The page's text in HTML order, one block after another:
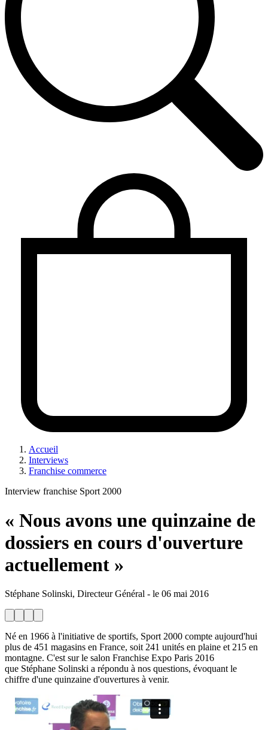
Accueil
Interviews
Franchise commerce
Interview franchise Sport 2000
« Nous avons une quinzaine de
dossiers en cours d'ouverture
actuellement »
Stéphane Solinski, Directeur Général - le 06 mai 2016
Né en 1966 à l'initiative de sportifs, Sport 2000 compte aujourd'hui
plus de 451 magasins en France, soit 241 unités en plaine et 215 en
montagne. C'est sur le salon Franchise Expo Paris 2016
que Stéphane Solinski a répondu à nos questions, évoquant le
chiffre d'une quinzaine d'ouvertures à venir.